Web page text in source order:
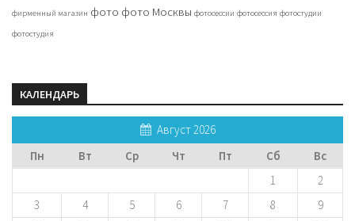
фирменный магазин фото фото Москвы фотосессии фотосессия фотостудии
фотостудия
КАЛЕНДАРЬ
Август 2026
Пн
Вт Ср Чт Пт Сб Вс
1
2
3
4 5 6 7 8
9